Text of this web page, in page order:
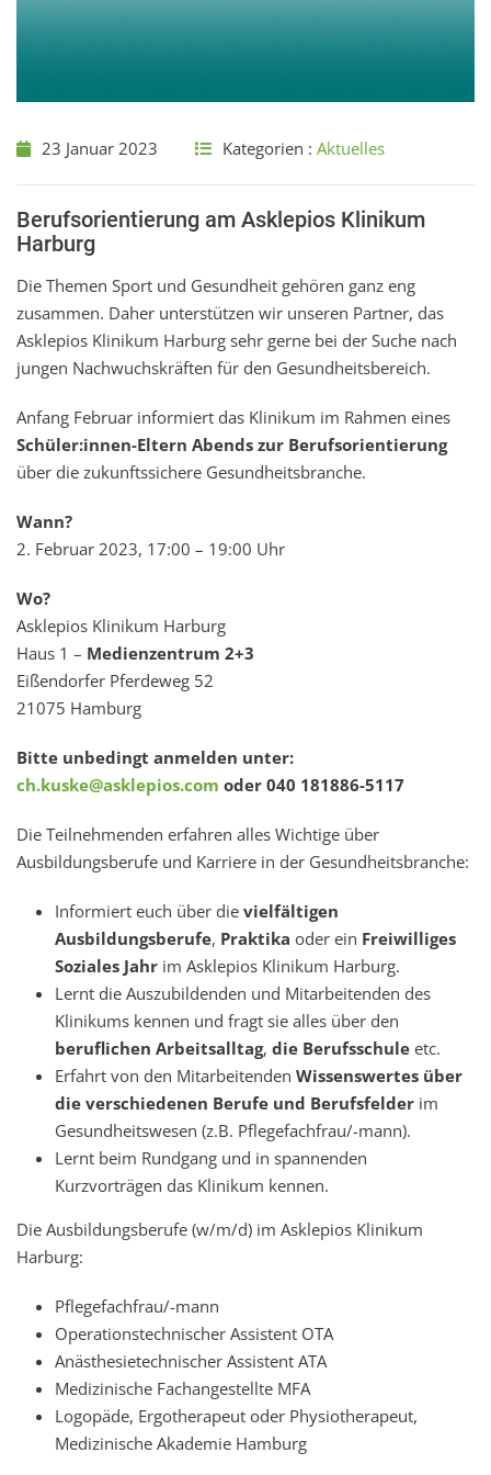
23 Januar 2023 Kategorien : Aktuelles
Berufsorientierung am Asklepios Klinikum
Harburg
Die Themen Sport und Gesundheit gehören ganz eng
zusammen. Daher unterstützen wir unseren Partner, das
Asklepios Klinikum Harburg sehr gerne bei der Suche nach
jungen Nachwuchskräften für den Gesundheitsbereich.
Anfang Februar informiert das Klinikum im Rahmen eines
Schüler:innen-Eltern Abends zur Berufsorientierung
über die zukunftssichere Gesundheitsbranche.
Wann?
2. Februar 2023, 17:00 – 19:00 Uhr
Wo?
Asklepios Klinikum Harburg
Haus 1 – Medienzentrum 2+3
Eißendorfer Pferdeweg 52
21075 Hamburg
Bitte unbedingt anmelden unter:
ch.kuske@asklepios.com oder 040 181886-5117
Die Teilnehmenden erfahren alles Wichtige über
Ausbildungsberufe und Karriere in der Gesundheitsbranche:
Informiert euch über die vielfältigen
Ausbildungsberufe, Praktika oder ein Freiwilliges
Soziales Jahr im Asklepios Klinikum Harburg.
Lernt die Auszubildenden und Mitarbeitenden des
Klinikums kennen und fragt sie alles über den
beruflichen Arbeitsalltag, die Berufsschule etc.
Erfahrt von den Mitarbeitenden Wissenswertes über
die verschiedenen Berufe und Berufsfelder im
Gesundheitswesen (z.B. Pflegefachfrau/-mann).
Lernt beim Rundgang und in spannenden
Kurzvorträgen das Klinikum kennen.
Die Ausbildungsberufe (w/m/d) im Asklepios Klinikum
Harburg:
Pflegefachfrau/-mann
Operationstechnischer Assistent OTA
Anästhesietechnischer Assistent ATA
Medizinische Fachangestellte MFA
Logopäde, Ergotherapeut oder Physiotherapeut,
Medizinische Akademie Hamburg